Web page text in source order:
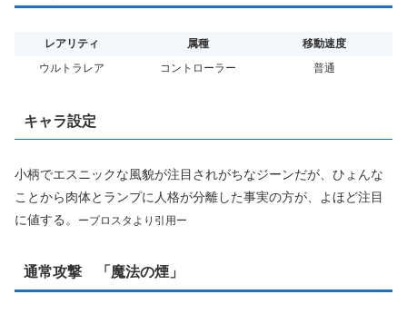
レアリティ 属種
移動速度
ウルトラレア
コントローラー 普通
キャラ設定
小柄でエスニックな風貌が注目されがちなジーンだが、ひょんな
ことから肉体とランプに人格が分離した事実の方が、よほど注目
に値する。
ーブロスタより引用ー
通常攻撃 「魔法の煙」